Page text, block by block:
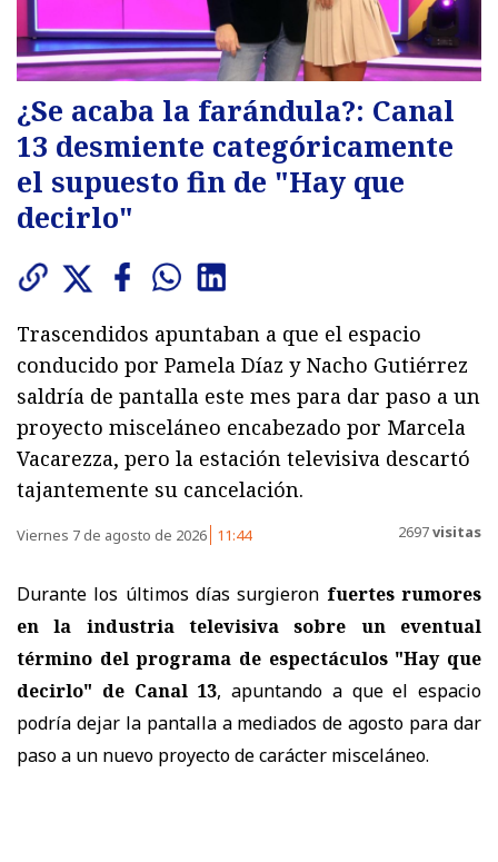
¿Se acaba la farándula?: Canal
13 desmiente categóricamente
el supuesto fin de "Hay que
decirlo"
Trascendidos apuntaban a que el espacio
conducido por Pamela Díaz y Nacho Gutiérrez
saldría de pantalla este mes para dar paso a un
proyecto misceláneo encabezado por Marcela
Vacarezza, pero la estación televisiva descartó
tajantemente su cancelación.
Viernes 7 de agosto de 2026 11:44 2697visitas
Durante los últimos días surgieron fuertes rumores
en la industria televisiva sobre un eventual
término del programa de espectáculos "Hay que
decirlo" de Canal 13, apuntando a que el espacio
podría dejar la pantalla a mediados de agosto para dar
paso a un nuevo proyecto de carácter misceláneo.